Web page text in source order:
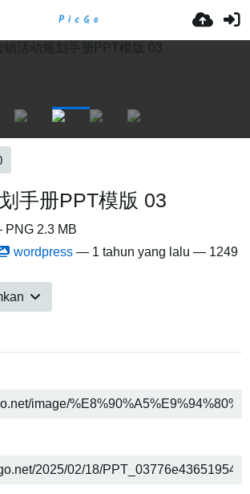
手册PPT模版 03
2.3 MB
wordpress — 1 tahun yang lalu — 1249